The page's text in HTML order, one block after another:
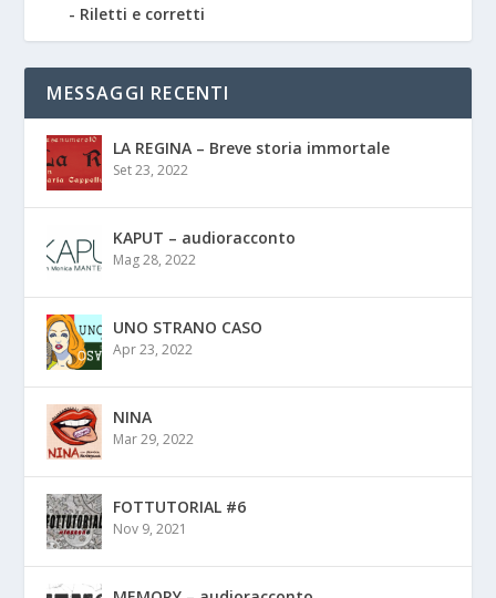
Riletti e corretti
MESSAGGI RECENTI
LA REGINA – Breve storia immortale
Set 23, 2022
KAPUT – audioracconto
Mag 28, 2022
UNO STRANO CASO
Apr 23, 2022
NINA
Mar 29, 2022
FOTTUTORIAL #6
Nov 9, 2021